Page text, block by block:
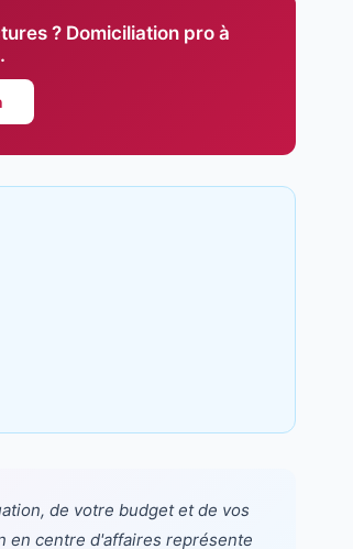
? Domiciliation pro à
de votre budget et de vos
en centre d'affaires représente